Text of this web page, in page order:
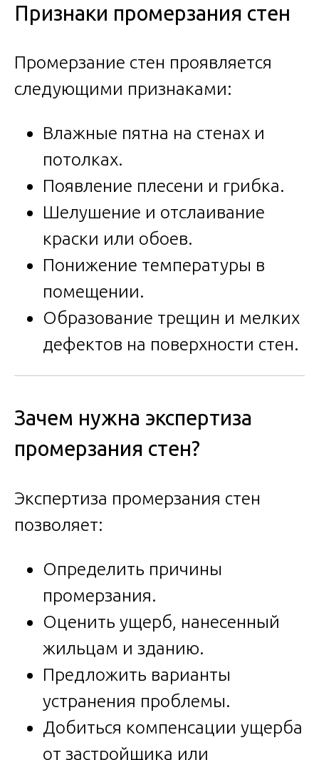
Признаки промерзания стен
Промерзание стен проявляется
следующими признаками:
Влажные пятна на стенах и
потолках.
Появление плесени и грибка.
Шелушение и отслаивание
краски или обоев.
Понижение температуры в
помещении.
Образование трещин и мелких
дефектов на поверхности стен.
Зачем нужна экспертиза
промерзания стен?
Экспертиза промерзания стен
позволяет:
Определить причины
промерзания.
Оценить ущерб, нанесенный
жильцам и зданию.
Предложить варианты
устранения проблемы.
Добиться компенсации ущерба
от застройщика или